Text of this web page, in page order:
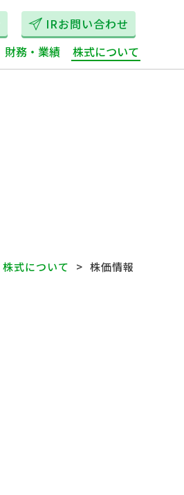
財務・業績 株式について
IRお問い合わせ
株式について 株価情報